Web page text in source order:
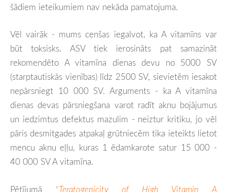
šādiem ieteikumiem nav nekāda pamatojuma.
Vēl vairāk - mums cenšas iegalvot, ka A vitamīns var
būt toksisks. ASV tiek ierosināts pat samazināt
rekomendēto A vitamīna dienas devu no 5000 SV
(starptautiskās vienības) līdz 2500 SV, sievietēm iesakot
nepārsniegt 10 000 SV. Arguments - ka A vitamīna
dienas devas pārsniegšana varot radīt aknu bojājumus
un iedzimtus defektus mazulim - neiztur kritiku, jo vēl
pāris desmitgades atpakaļ grūtniecēm tika ieteikts lietot
mencu aknu eļļu, kuras 1 ēdamkarote satur 15 000 -
40 000 SV A vitamīna.
Pētījumā “Teratogenicity of High Vitamin A